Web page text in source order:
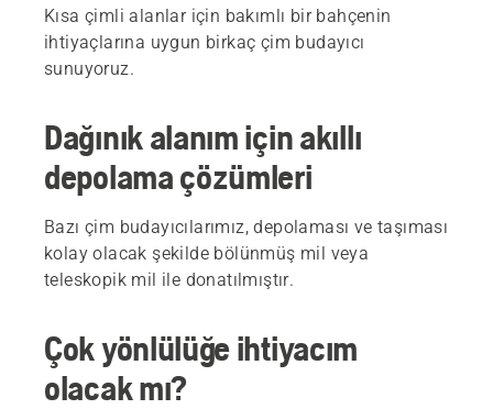
Kısa çimli alanlar için bakımlı bir bahçenin
ihtiyaçlarına uygun birkaç çim budayıcı
sunuyoruz.
Dağınık alanım için akıllı
depolama çözümleri
Bazı çim budayıcılarımız, depolaması ve taşıması
kolay olacak şekilde bölünmüş mil veya
teleskopik mil ile donatılmıştır.
Çok yönlülüğe ihtiyacım
olacak mı?